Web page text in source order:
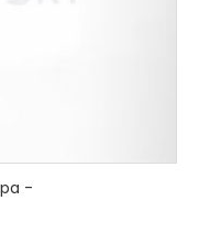
-